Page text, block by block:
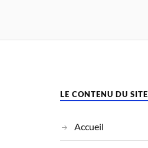
LE CONTENU DU SITE
Accueil